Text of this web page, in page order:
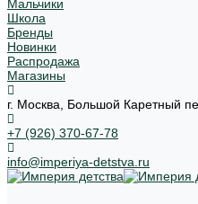
Мальчики
Школа
Бренды
Новинки
Распродажа
Магазины
г. Москва, Большой Каретный
+7 (926) 370-67-78
info@imperiya-detstva.ru